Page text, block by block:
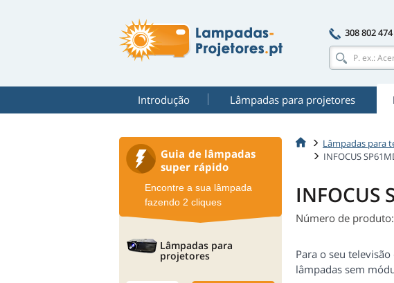
308 802 474
Introdução Lâmpadas para projetores
Lâmpadas para
INFOCUS
INFOCUS
Número de
Para o seu
lâmpadas sem
Guia de lâmpadas
super rápido
Encontre a sua lâmpada
fazendo 2 cliques
Lâmpadas para
projetores